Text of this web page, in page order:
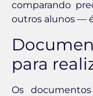
comparando
outros alunos —
para
Os